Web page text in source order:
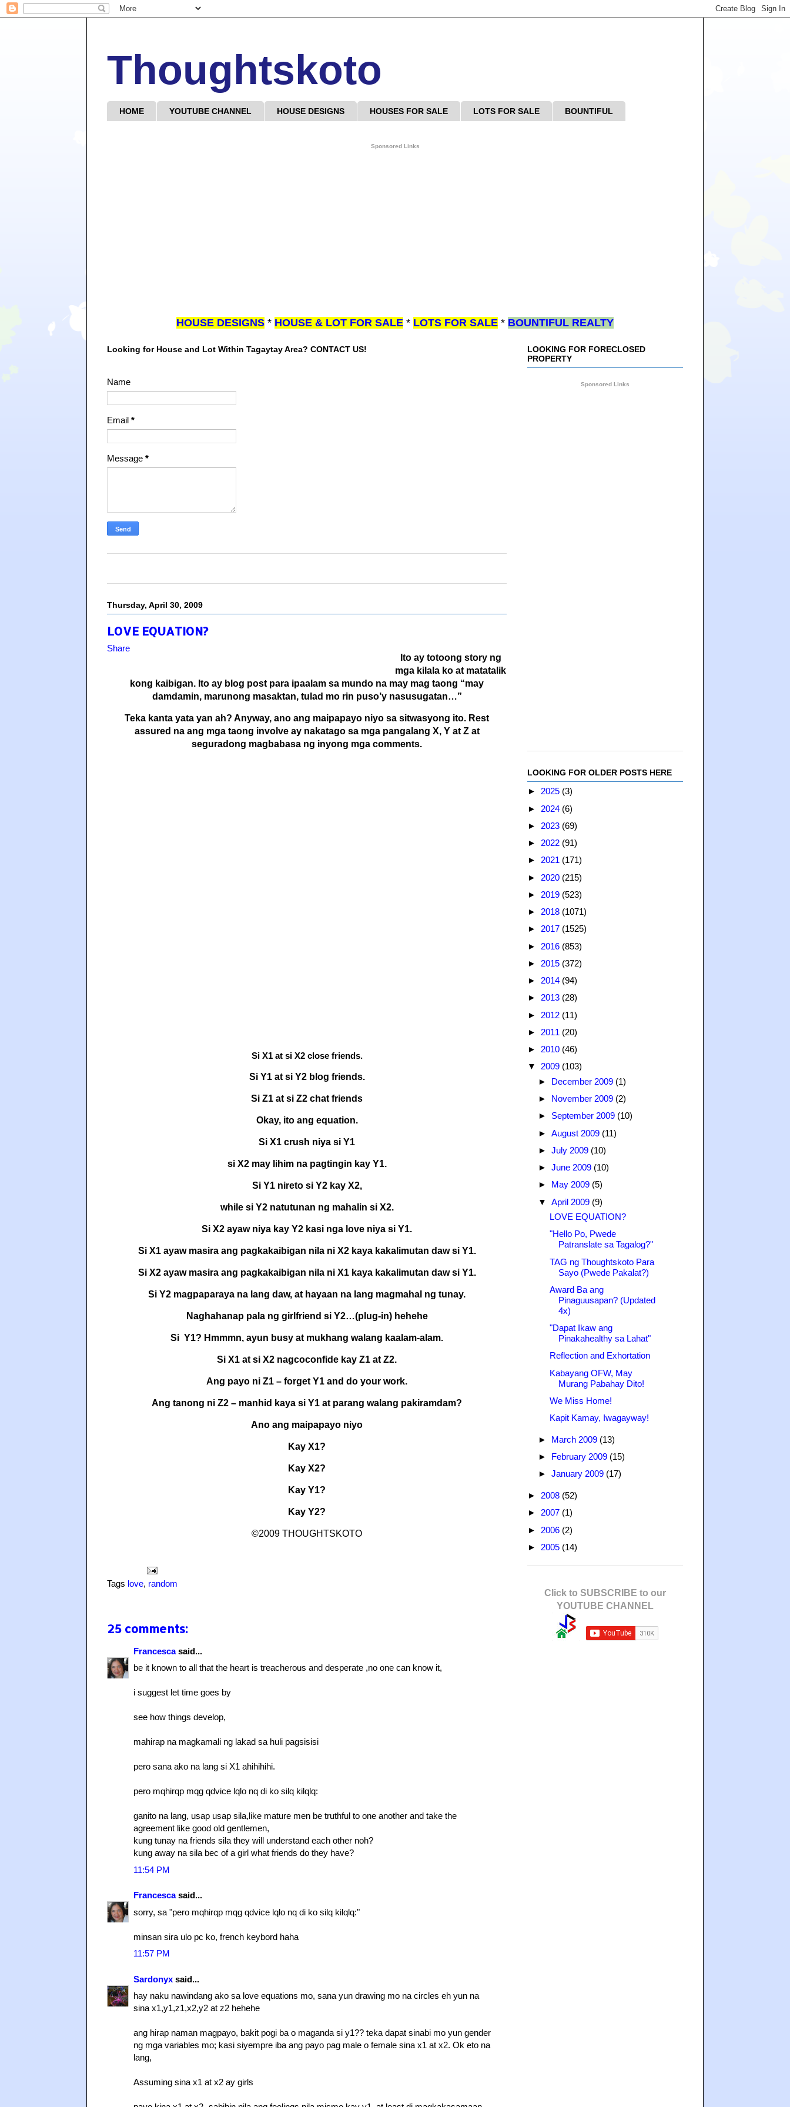
Thoughtskoto
HOME YOUTUBE CHANNEL HOUSE DESIGNS HOUSES FOR SALE LOTS FOR SALE BOUNTIFUL
Sponsored Links
HOUSE DESIGNS * HOUSE & LOT FOR SALE * LOTS FOR SALE * BOUNTIFUL REALTY
Looking for House and Lot Within Tagaytay Area? CONTACT US!
Name
Email *
Message *
Thursday, April 30, 2009
LOVE EQUATION?
Share
Ito ay totoong story ng
mga kilala ko at matatalik
kong kaibigan. Ito ay blog post para ipaalam sa mundo na may mag taong “may
damdamin, marunong masaktan, tulad mo rin puso’y nasusugatan…”
Teka kanta yata yan ah? Anyway, ano ang maipapayo niyo sa sitwasyong ito. Rest
assured na ang mga taong involve ay nakatago sa mga pangalang X, Y at Z at
seguradong magbabasa ng inyong mga comments.
Si X1 at si X2 close friends.
Si Y1 at si Y2 blog friends.
Si Z1 at si Z2 chat friends
Okay, ito ang equation.
Si X1 crush niya si Y1
si X2 may lihim na pagtingin kay Y1.
Si Y1 nireto si Y2 kay X2,
while si Y2 natutunan ng mahalin si X2.
Si X2 ayaw niya kay Y2 kasi nga love niya si Y1.
Si X1 ayaw masira ang pagkakaibigan nila ni X2 kaya kakalimutan daw si Y1.
Si X2 ayaw masira ang pagkakaibigan nila ni X1 kaya kakalimutan daw si Y1.
Si Y2 magpaparaya na lang daw, at hayaan na lang magmahal ng tunay.
Naghahanap pala ng girlfriend si Y2…(plug-in) hehehe
Si Y1? Hmmmn, ayun busy at mukhang walang kaalam-alam.
Si X1 at si X2 nagcoconfide kay Z1 at Z2.
Ang payo ni Z1 – forget Y1 and do your work.
Ang tanong ni Z2 – manhid kaya si Y1 at parang walang pakiramdam?
Ano ang maipapayo niyo
Kay X1?
Kay X2?
Kay Y1?
Kay Y2?
©2009 THOUGHTSKOTO
Tags love, random
25 comments:
Francescasaid...
be it known to all that the heart is treacherous and desperate ,no one can know it,
i suggest let time goes by
see how things develop,
mahirap na magkamali ng lakad sa huli pagsisisi
pero sana ako na lang si X1 ahihihihi.
pero mqhirqp mqg qdvice lqlo nq di ko silq kilqlq:
ganito na lang, usap usap sila,like mature men be truthful to one another and take the
agreement like good old gentlemen,
kung tunay na friends sila they will understand each other noh?
kung away na sila bec of a girl what friends do they have?
11:54 PM
Francescasaid...
sorry, sa "pero mqhirqp mqg qdvice lqlo nq di ko silq kilqlq:"
minsan sira ulo pc ko, french keybord haha
11:57 PM
Sardonyx said...
hay naku nawindang ako sa love equations mo, sana yun drawing mo na circles eh yun na
sina x1,y1,z1,x2,y2 at z2 hehehe
ang hirap naman magpayo, bakit pogi ba o maganda si y1?? teka dapat sinabi mo yun gender
ng mga variables mo; kasi siyempre iba ang payo pag male o female sina x1 at x2. Ok eto na
lang,
Assuming sina x1 at x2 ay girls
LOOKING FOR FORECLOSED
PROPERTY
Sponsored Links
LOOKING FOR OLDER POSTS HERE
► 2025 (3)
► 2024 (6)
► 2023 (69)
► 2022 (91)
► 2021 (171)
► 2020 (215)
► 2019 (523)
► 2018 (1071)
► 2017 (1525)
► 2016 (853)
► 2015 (372)
► 2014 (94)
► 2013 (28)
► 2012 (11)
► 2011 (20)
► 2010 (46)
▼ 2009 (103)
► December 2009 (1)
► November 2009 (2)
► September 2009 (10)
► August 2009 (11)
► July 2009 (10)
► June 2009 (10)
►
May 2009 (5)
▼ April 2009 (9)
LOVE EQUATION?
"Hello Po, Pwede
Patranslate sa Tagalog?"
TAG ng Thoughtskoto Para
Sayo (Pwede Pakalat?)
Award Ba ang
Pinaguusapan? (Updated
4x)
"Dapat Ikaw ang
Pinakahealthy sa Lahat"
Reflection and Exhortation
Kabayang OFW, May
Murang Pabahay Dito!
We Miss Home!
Kapit Kamay, Iwagayway!
► March 2009 (13)
► February 2009 (15)
► January 2009 (17)
► 2008 (52)
► 2007 (1)
► 2006 (2)
► 2005 (14)
Click to SUBSCRIBE to our
YOUTUBE CHANNEL